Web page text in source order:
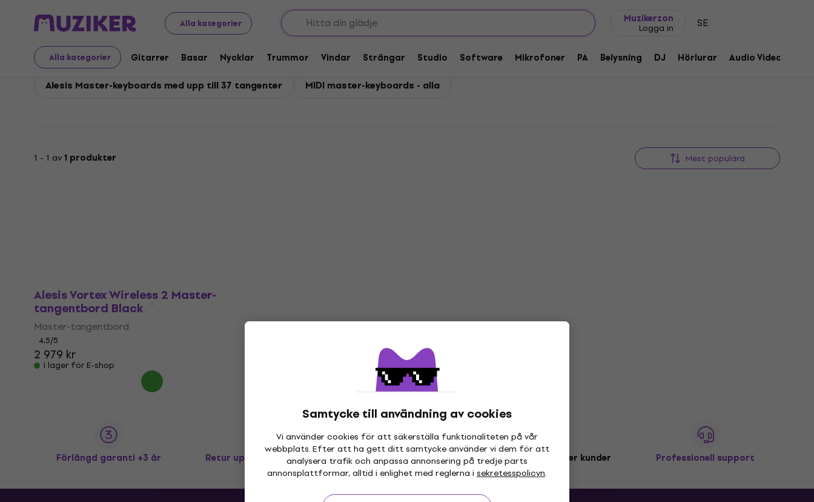
Alla kategorier
Muzikerzon
Logga in SE
Alla kategorier Gitarrer Basar Nycklar Trummor Vindar Strängar Studio Software Mikrofoner PA Belysning DJ Hörlurar Audio Video
Samtycke till användning av cookies
Vi använder cookies för att säkerställa funktionaliteten på vår
webbplats. Efter att ha gett ditt samtycke använder vi dem för att
analysera trafik och anpassa annonsering på tredje parts
annonsplattformar, alltid i enlighet med reglerna i sekretesspolicyn.
Alesis Nycklar Alesis MIDI master-keyboards
Alesis MIDI master-keyboards
Alesis Master-keyboards med upp till 37 tangenter MIDI master-keyboards - alla
1 - 1 av1 produkter Mest populära
Alesis Vortex Wireless 2 Master-
tangentbord Black
Master-tangentbord
4,5/5
2 979 kr
I lager för E-shop
Förlängd garanti +3 år Retur upp till 30 dagar Prisgaranti Mer än 3 miljoner kunder Professionell support